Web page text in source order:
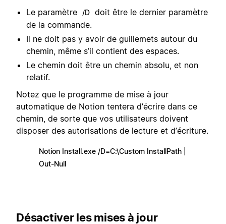
Le paramètre
/D doit être le dernier paramètre
de la commande.
Il ne doit pas y avoir de guillemets autour du
chemin, même s’il contient des espaces.
Le chemin doit être un chemin absolu, et non
relatif.
Notez que le programme de mise à jour
automatique de Notion tentera d’écrire dans ce
chemin, de sorte que vos utilisateurs doivent
disposer des autorisations de lecture et d’écriture.
Notion Install.exe /D=C:\Custom InstallPath |
Out-Null
Désactiver les mises à jour